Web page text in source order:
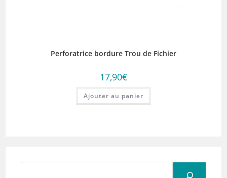
Perforatrice bordure Trou de Fichier
17,90€
Ajouter au panier